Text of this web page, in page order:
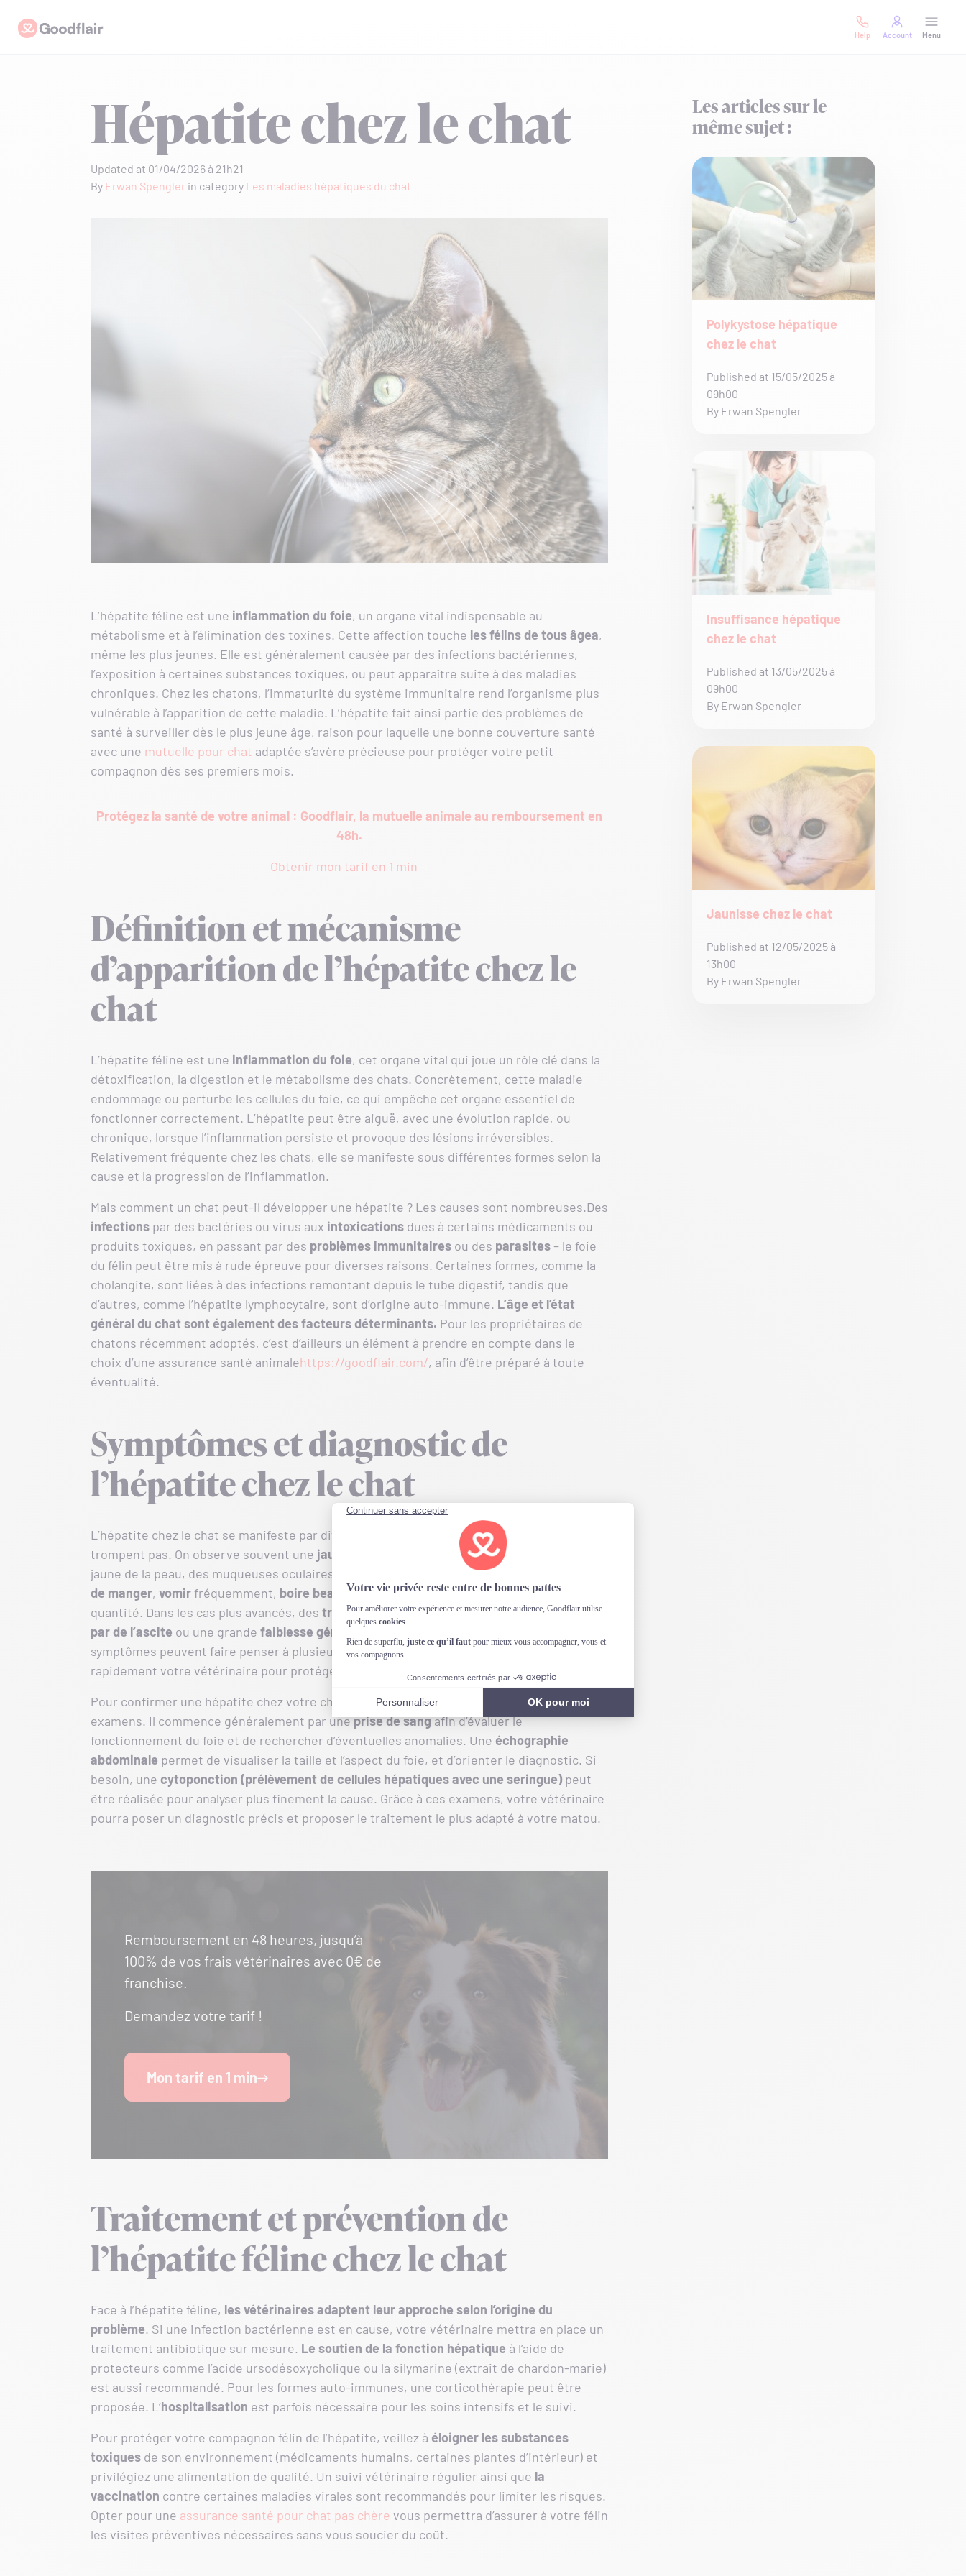
content
Goodflair
Help Account Menu
Hépatite chez le chat
Updated at 01/04/2026 à 21h21
By Erwan Spengler in category Les maladies hépatiques du chat
L’hépatite féline est une inflammation du foie, un organe vital indispensable au
métabolisme et à l’élimination des toxines. Cette affection touche les félins de tous âgea,
même les plus jeunes. Elle est généralement causée par des infections bactériennes,
l’exposition à certaines substances toxiques, ou peut apparaître suite à des maladies
chroniques. Chez les chatons, l’immaturité du système immunitaire rend l’organisme plus
vulnérable à l’apparition de cette maladie. L’hépatite fait ainsi partie des problèmes de
santé à surveiller dès le plus jeune âge, raison pour laquelle une bonne couverture santé
avec une mutuelle pour chat adaptée s’avère précieuse pour protéger votre petit
compagnon dès ses premiers mois.
Protégez la santé de votre animal : Goodflair, la mutuelle animale au remboursement en
48h.
Obtenir mon tarif en 1 min
Définition et mécanisme
d’apparition de l’hépatite chez le
chat
L’hépatite féline est une inflammation du foie, cet organe vital qui joue un rôle clé dans la
détoxification, la digestion et le métabolisme des chats. Concrètement, cette maladie
endommage ou perturbe les cellules du foie, ce qui empêche cet organe essentiel de
fonctionner correctement. L’hépatite peut être aiguë, avec une évolution rapide, ou
chronique, lorsque l’inflammation persiste et provoque des lésions irréversibles.
Relativement fréquente chez les chats, elle se manifeste sous différentes formes selon la
cause et la progression de l’inflammation.
Mais comment un chat peut-il développer une hépatite ? Les causes sont nombreuses.Des
infections par des bactéries ou virus aux intoxications dues à certains médicaments ou
produits toxiques, en passant par des problèmes immunitaires ou des parasites– le foie
du félin peut être mis à rude épreuve pour diverses raisons. Certaines formes, comme la
cholangite, sont liées à des infections remontant depuis le tube digestif, tandis que
d’autres, comme l’hépatite lymphocytaire, sont d’origine auto-immune. L’âge et l’état
général du chat sont également des facteurs déterminants. Pour les propriétaires de
chatons récemment adoptés, c’est d’ailleurs un élément à prendre en compte dans le
choix d’une assurance santé animalehttps://goodflair.com/, afin d’être préparé à toute
éventualité.
Symptômes et diagnostic de
l’hépatite chez le chat
L’hépatite chez le chat se manifeste par différents symptômes, et certains signes ne
trompent pas. On observe souvent une jaunisse (ictère)
, caractérisée par une coloration
jaune de la peau, des muqueuses oculaires et des gencives. Votre chat peut aussi
de manger, vomirfréquemment, boire beaucoup plusque d’habitude et uriner en grande
quantité. Dans les cas plus avancés, des troubles de la coagulation, unabdomen distendu
par de l’ascite ou une grande faiblesse générale
symptômes peuvent faire penser à plusieurs maladies, n’hésitez pas à consulter
rapidement votre vétérinaire pour protéger votre petit compagnon.
Pour confirmer une hépatite chez votre chat, le vétérinaire devra réaliser plusieurs
examens. Il commence généralement par uneprise de sangafin d’évaluer le
fonctionnement du foie et de rechercher d’éventuelles anomalies. Une échographie
abdominale permet de visualiser la taille et l’aspect du foie, et d’orienter le diagnostic. Si
besoin, une cytoponction (prélèvement de cellules hépatiques avec une seringue) peut
être réalisée pour analyser plus finement la cause. Grâce à ces examens, votre vétérinaire
pourra poser un diagnostic précis et proposer le traitement le plus adapté à votre matou.
Remboursement en 48 heures, jusqu’à
100% de vos frais vétérinaires avec 0€ de
franchise.
Demandez votre tarif !
Mon tarif en 1 min
Traitement et prévention de
l’hépatite féline chez le chat
Face à l’hépatite féline, les vétérinaires adaptent leur approche selon l’origine du
problème. Si une infection bactérienne est en cause, votre vétérinaire mettra en place un
traitement antibiotique sur mesure. Le soutien de la fonction hépatique à l’aide de
protecteurs comme l’acide ursodésoxycholique ou la silymarine (extrait de chardon-marie)
est aussi recommandé. Pour les formes auto-immunes, une corticothérapie peut être
proposée. L’hospitalisation est parfois nécessaire pour les soins intensifs et le suivi.
Pour protéger votre compagnon félin de l’hépatite, veillez à éloigner les substances
toxiques de son environnement (médicaments humains, certaines plantes d’intérieur) et
privilégiez une alimentation de qualité. Un suivi vétérinaire régulier ainsi que la
vaccination contre certaines maladies virales sont recommandés pour limiter les risques.
Opter pour une assurance santé pour chat pas chère vous permettra d’assurer à votre félin
les visites préventives nécessaires sans vous soucier du coût.
Les articles sur le
même sujet :
Polykystose hépatique
chez le chat
Published at 15/05/2025 à
09h00
By Erwan Spengler
Insuffisance hépatique
chez le chat
Published at 13/05/2025 à
09h00
By Erwan Spengler
Jaunisse chez le chat
Published at 12/05/2025 à
13h00
By Erwan Spengler